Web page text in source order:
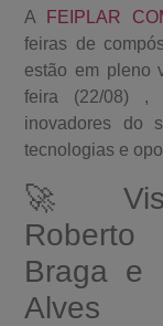
AFEIPLAR
feiras de
estão em pleno
feira (22/08) ,
inovadores do
tecnologias e
🚀
Braga e
Alves